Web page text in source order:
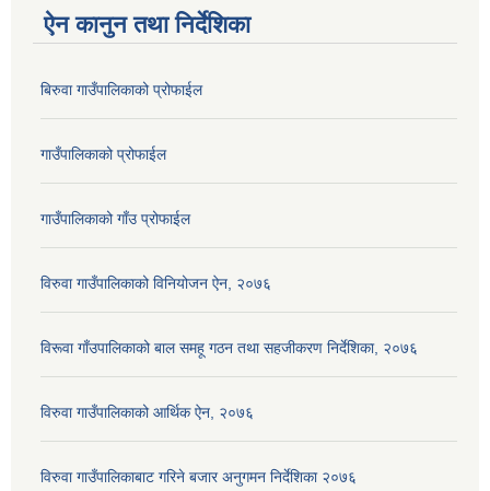
ऐन कानुन तथा निर्देशिका
बिरुवा गाउँपालिकाको प्रोफाईल
गाउँपालिकाको प्रोफाईल
गाउँपालिकाको गाँउ प्रोफाईल
विरुवा गाउँपालिकाको विनियोजन ऐन, २०७६
विरूवा गाँउपालिकाको बाल समहू गठन तथा सहजीकरण निर्देशिका, २०७६
विरुवा गाउँपालिकाको आर्थिक ऐन, २०७६
विरुवा गाउँपालिकाबाट गरिने बजार अनुगमन निर्देशिका २०७६